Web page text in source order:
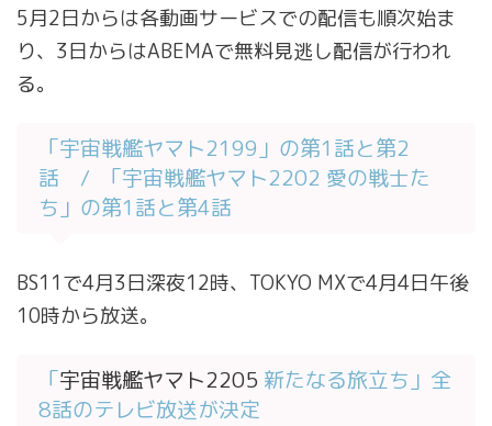
5月2日からは各動画サービスでの配信も順次始ま
り、3日からはABEMAで無料見逃し配信が行われ
る。
「宇宙戦艦ヤマト2199」の第1話と第2
話 / 「宇宙戦艦ヤマト2202 愛の戦士た
ち」の第1話と第4話
BS11で4月3日深夜12時、TOKYO MXで4月4日午後
10時から放送。
「宇宙戦艦ヤマト2205 新たなる旅立ち」全
8話のテレビ放送が決定